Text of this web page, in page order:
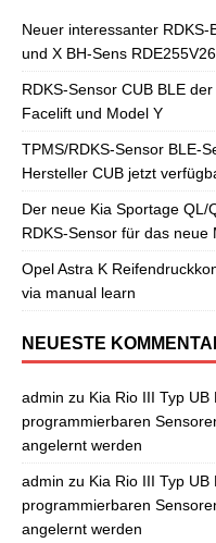
Neuer interessanter RDKS-
und X BH-Sens RDE255V26
RDKS-Sensor CUB BLE
Facelift und Model Y
TPMS/RDKS-Sensor BLE-
Hersteller CUB jetzt
Der neue Kia Sportage QL/
RDKS-Sensor für das neue
Opel Astra K
via manual learn
NEUESTE
admin zu Kia Rio III Typ
programmierbaren
angelernt werden
admin zu Kia Rio III Typ
programmierbaren
angelernt werden